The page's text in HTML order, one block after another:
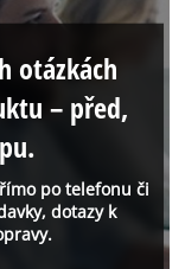
po telefonu či
dotazy k
otázkách
– před,